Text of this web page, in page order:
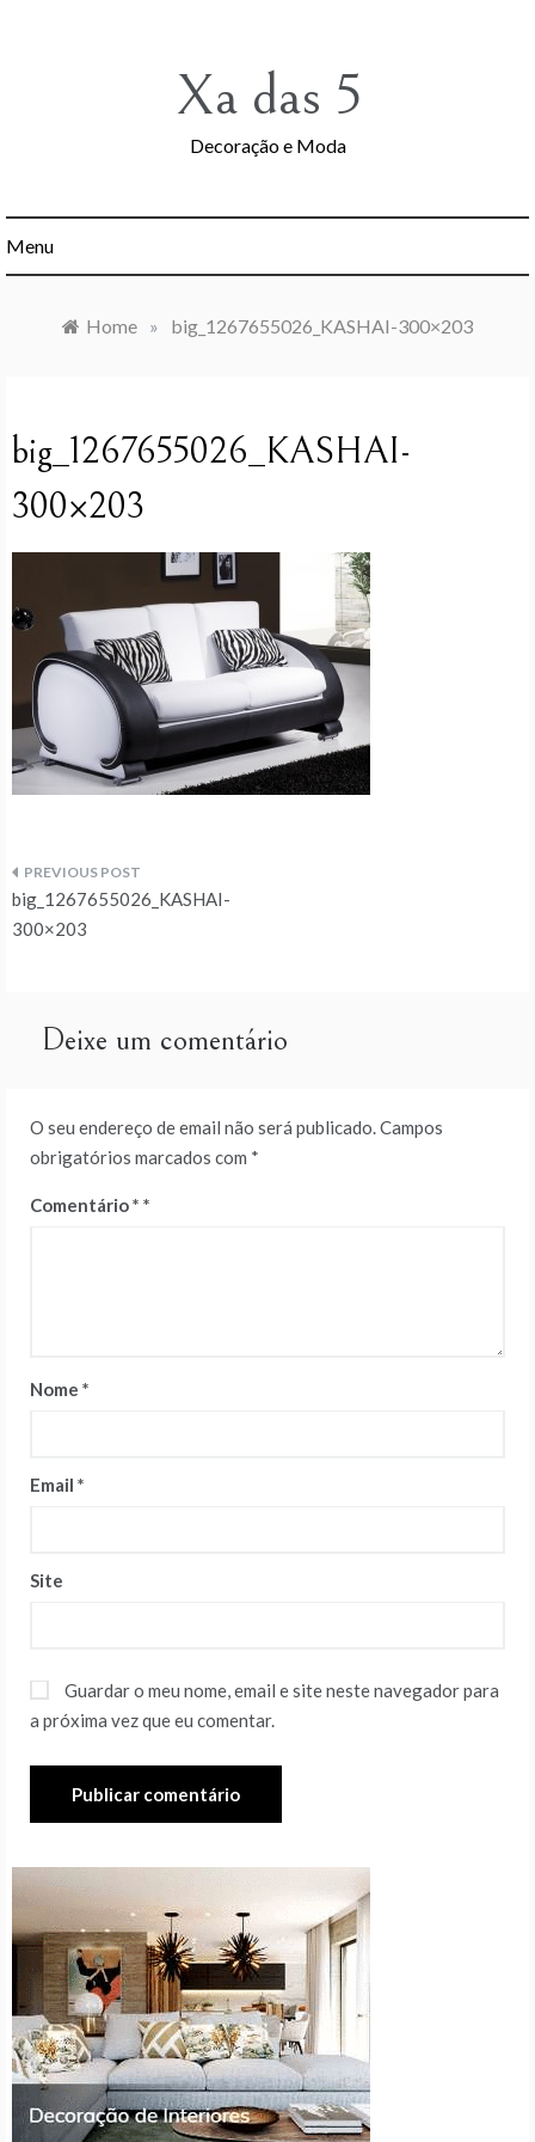
Xa das 5
Decoração e Moda
Menu
Home » big_1267655026_KASHAI-300×203
big_1267655026_KASHAI-
300×203
Navegação
de
big_1267655026_KASHAI-
300×203
Deixe um comentário
O seu endereço de email não será publicado.Campos
obrigatórios marcados com *
Comentário*
Nome *
Email *
Site
Guardar o meu nome, email e site neste navegador para
a próxima vez que eu comentar.